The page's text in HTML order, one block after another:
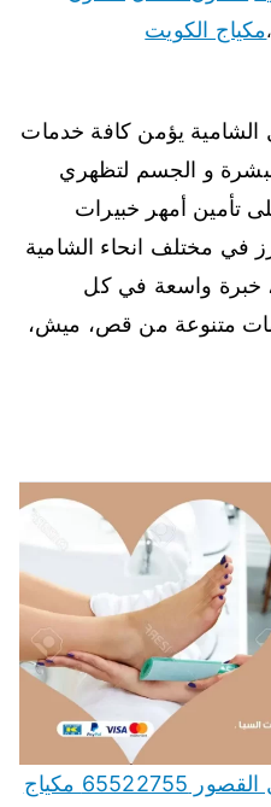
،مكياج الكويت
يؤمن كافة خدمات
و الجسم لتظهري
تأمين أمهر خبيرات
في مختلف انحاء الشامية
خبرة واسعة في كل
متنوعة من قص، ميش،
صالون للسيدات خدمة منازل القصور 65522755 مكياج